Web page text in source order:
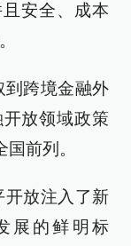
安全、成本
到跨境金融外
放领域政策
前列。
开放注入了新
展的鲜明标